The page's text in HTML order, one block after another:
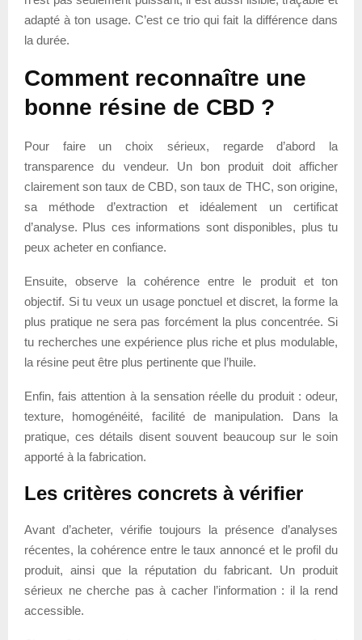
adapté à ton usage. C’est ce trio qui fait la différence dans
la durée.
Comment reconnaître une
bonne résine de CBD ?
Pour faire un choix sérieux, regarde d’abord la
transparence du vendeur. Un bon produit doit afficher
clairement son taux de CBD, son taux de THC, son origine,
sa méthode d’extraction et idéalement un certificat
d’analyse. Plus ces informations sont disponibles, plus tu
peux acheter en confiance.
Ensuite, observe la cohérence entre le produit et ton
objectif. Si tu veux un usage ponctuel et discret, la forme la
plus pratique ne sera pas forcément la plus concentrée. Si
tu recherches une expérience plus riche et plus modulable,
la résine peut être plus pertinente que l’huile.
Enfin, fais attention à la sensation réelle du produit : odeur,
texture, homogénéité, facilité de manipulation. Dans la
pratique, ces détails disent souvent beaucoup sur le soin
apporté à la fabrication.
Les critères concrets à vérifier
Avant d’acheter, vérifie toujours la présence d’analyses
récentes, la cohérence entre le taux annoncé et le profil du
produit, ainsi que la réputation du fabricant. Un produit
sérieux ne cherche pas à cacher l’information : il la rend
accessible.